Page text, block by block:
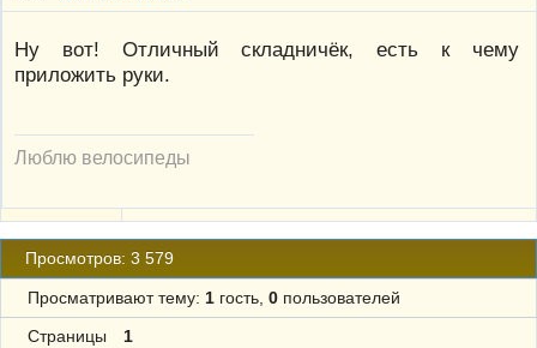
Ну вот! Отличный складничёк, есть к чему
приложить руки.
Люблю велосипеды
Просмотров: 3 579
Просматривают тему: 1гость, 0пользователей
Страницы
1